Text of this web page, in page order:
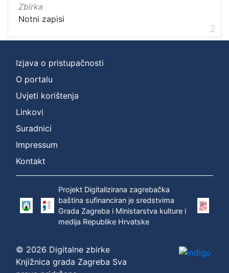
Zbirka
Notni zapisi
2
Izjava o pristupačnosti
O portalu
Uvjeti korištenja
Linkovi
Suradnici
Impressum
Kontakt
Projekt Digitalizirana zagrebačka
baština sufinanciran je sredstvima
Grada Zagreba i Ministarstva kulture i
medija Republike Hrvatske
© 2026 Digitalne zbirke
Knjižnica grada Zagreba Sva